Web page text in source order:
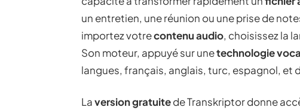
un entretien, une réunion ou une prise de
importez votrecontenu audio, choisissez la
Son moteur, appuyé sur unetechnologie
langues, français, anglais, turc, espagnol, et
Laversion gratuitede Transkriptor donne